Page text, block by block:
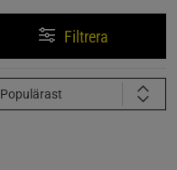
Filtrera
Populärast